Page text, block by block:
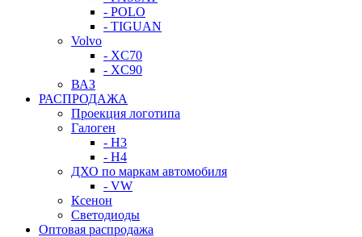
- POLO
- TIGUAN
Volvo
- XC70
- XC90
ВАЗ
РАСПРОДАЖА
Проекция логотипа
Галоген
- H3
- H4
ДХО по маркам автомобиля
- VW
Ксенон
Светодиоды
Оптовая распродажа